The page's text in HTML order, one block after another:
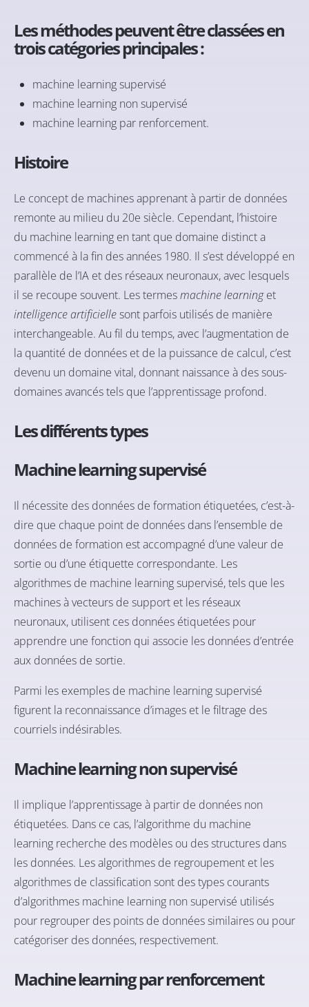
Les méthodes peuvent être classées en
trois catégories principales :
machine learning supervisé
machine learning non supervisé
machine learning par renforcement.
Histoire
Le concept de machines apprenant à partir de données
remonte au milieu du 20e siècle. Cependant, l’histoire
du machine learning en tant que domaine distinct a
commencé à la fin des années 1980. Il s’est développé en
parallèle de l’IA et des réseaux neuronaux, avec lesquels
il se recoupe souvent. Les termesmachine learninget
intelligence artificiellesont parfois utilisés de manière
interchangeable. Au fil du temps, avec l’augmentation de
la quantité de données et de la puissance de calcul, c’est
devenu un domaine vital, donnant naissance à des sous-
domaines avancés tels que l’apprentissage profond.
Les différents types
Machine learning supervisé
Il nécessite des données de formation étiquetées, c’est-à-
dire que chaque point de données dans l’ensemble de
données de formation est accompagné d’une valeur de
sortie ou d’une étiquette correspondante. Les
algorithmes de machine learning supervisé, tels que les
machines à vecteurs de support et les réseaux
neuronaux, utilisent ces données étiquetées pour
apprendre une fonction qui associe les données d’entrée
aux données de sortie.
Parmi les exemples de machine learning supervisé
figurent la reconnaissance d’images et le filtrage des
courriels indésirables.
Machine learning non supervisé
Il implique l’apprentissage à partir de données non
étiquetées. Dans ce cas, l’algorithme du machine
learning recherche des modèles ou des structures dans
les données. Les algorithmes de regroupement et les
algorithmes de classification sont des types courants
d’algorithmes machine learning non supervisé utilisés
pour regrouper des points de données similaires ou pour
catégoriser des données, respectivement.
Machine learning par renforcement